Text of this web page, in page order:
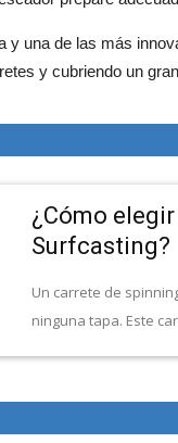
y una de las más
y cubriendo un
¿Cómo
Surfcasting?
Un carrete de
ninguna tapa. Este